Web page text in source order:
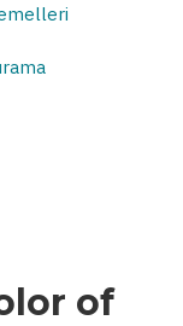
of